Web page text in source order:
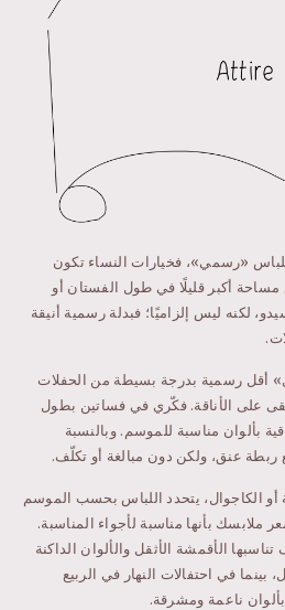
«رسمي»، فخيارات النساء تكون
أكبر قليلًا في طول الفستان أو
لكنه ليس إلزاميًا؛ فبدلة رسمية أنيقة
أقل رسمية بدرجة بسيطة من الحفلات
على الأناقة. فكّري في فساتين بطول
بألوان مناسبة للموسم. وبالنسبة
ربطة عنق، ولكن دون مبالغة أو تكلّف.
الكاجوال، يتحدد اللباس بحسب الموسم
بأنها مناسبة لأجواء المناسبة.
الأقمشة الأثقل والألوان الداكنة
بينما في احتفالات النهار في الربيع
ناعمة ومشرقة.